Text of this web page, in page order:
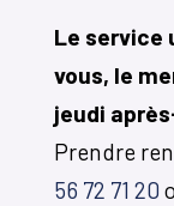
Le service
vous, le
jeudi
Prendre
56 72 71 20